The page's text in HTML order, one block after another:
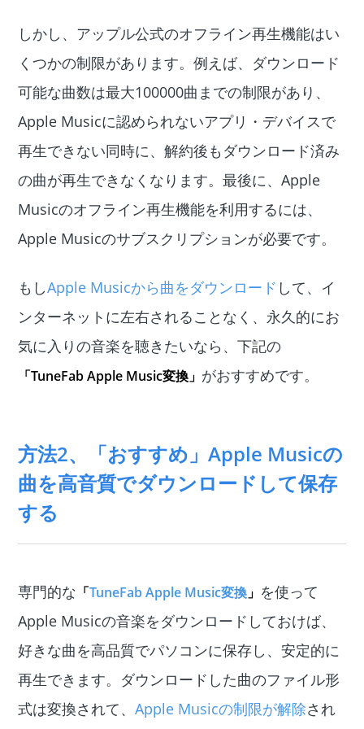
しかし、アップル公式のオフライン再生機能はい
くつかの制限があります。例えば、ダウンロード
可能な曲数は最大100000曲までの制限があり、
Apple Musicに認められないアプリ・デバイスで
再生できない同時に、解約後もダウンロード済み
の曲が再生できなくなります。最後に、Apple
Musicのオフライン再生機能を利用するには、
Apple Musicのサブスクリプションが必要です。
もしApple Musicから曲をダウンロード して、イ
ンターネットに左右されることなく、永久的にお
気に入りの音楽を聴きたいなら、下記の
「TuneFab Apple Music変換」 がおすすめです。
方法2、「おすすめ」Apple Musicの
曲を高音質でダウンロードして保存
する
専門的な 「TuneFab Apple Music変換 」 を使って
Apple Musicの音楽をダウンロードしておけば、
好きな曲を高品質でパソコンに保存し、安定的に
再生できます。ダウンロードした曲のファイル形
式は変換されて、Apple Musicの制限が解除され